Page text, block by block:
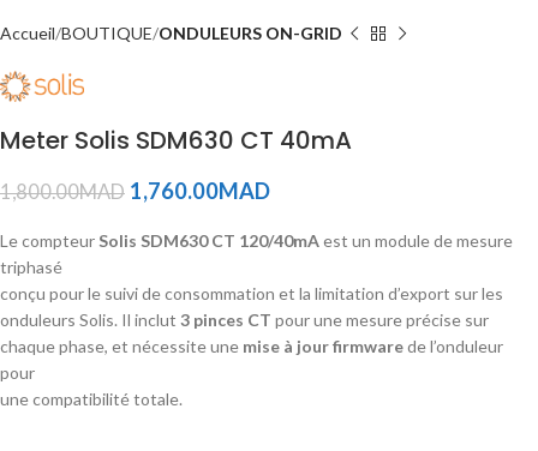
Accueil BOUTIQUE ONDULEURS ON-GRID
Meter Solis SDM630 CT 40mA
1,800.00MAD 1,760.00MAD
Le compteur Solis SDM630 CT 120/40mAest un module de mesure
triphasé
conçu pour le suivi de consommation et la limitation d’export sur les
onduleurs Solis. Il inclut 3 pinces CT pour une mesure précise sur
chaque phase, et nécessite une mise à jour firmwarede l’onduleur
pour
une compatibilité totale.